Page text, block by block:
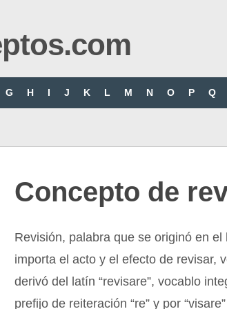
G H I J K L M N O P Q
Concepto de
Revisión, palabra que se originó en el
importa el acto y el efecto de revisar,
derivó del latín “revisare”, vocablo
prefijo de reiteración “re” y por